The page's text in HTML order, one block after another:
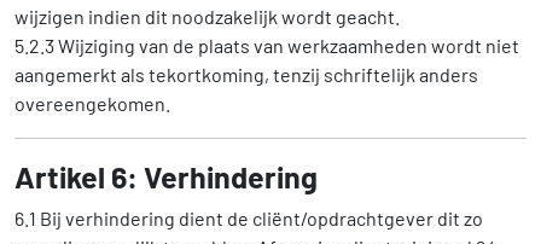
wijzigen indien dit noodzakelijk wordt geacht.
5.2.3 Wijziging van de plaats van werkzaamheden wordt niet
aangemerkt als tekortkoming, tenzij schriftelijk anders
overeengekomen.
Artikel 6: Verhindering
6.1 Bij verhindering dient de cliënt/opdrachtgever dit zo